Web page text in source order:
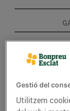
Gestió del
Utilitzem